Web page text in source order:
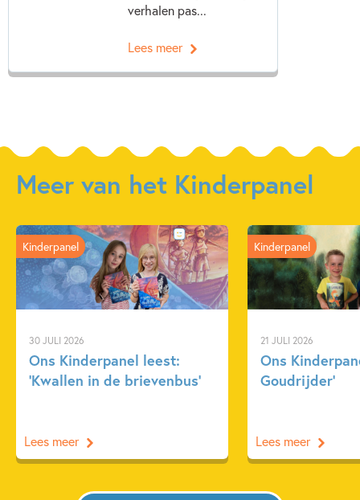
verhalen pas...
Lees meer
Meer van het Kinderpanel
30 JULI 2026
Ons Kinderpanel leest:
‘Kwallen in de brievenbus’
Kinderpanel
Lees meer
21 JULI 2026
Ons
Goudrijder’
Kinderpanel
Lees meer